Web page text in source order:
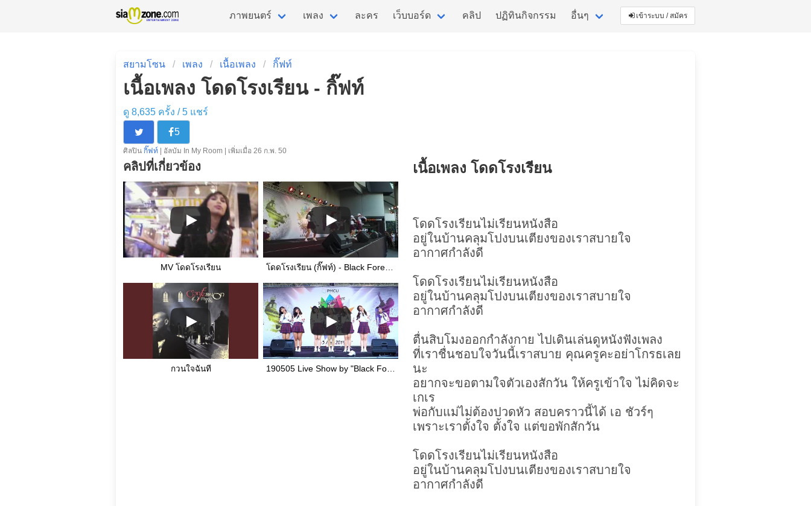
ภาพยนตร์ เพลง ละคร เว็บบอร์ด คลิป ปฏิทินกิจกรรม อื่นๆ เข้าระบบ / สมัคร
สยามโซน เพลง เนื้อเพลง กิ๊ฟท์
เนื้อเพลง โดดโรงเรียน - กิ๊ฟท์
ดู 8,635 ครั้ง /5 แชร์
5
ศิลปิน กิ๊ฟท์ | อัลบัม In My Room | เพิ่มเมื่อ 26 ก.พ. 50
คลิปที่เกี่ยวข้อง
MV โดดโรงเรียน โดดโรงเรียน (กิ๊ฟท์) - Black Fores† (งาน JK Street Coverdance 2019 @ Siam Square One)
กวนใจฉันที 190505 Live Show by "Black Fores†" cover "โดดโรงเรียน" @ SIAM SQUARE 1 JK Cover Dance 2019
เนื้อเพลง โดดโรงเรียน
โดดโรงเรียนไม่เรียนหนังสือ
อยู่ในบ้านคลุมโปงบนเตียงของเราสบายใจ
อากาศกำลังดี
โดดโรงเรียนไม่เรียนหนังสือ
อยู่ในบ้านคลุมโปงบนเตียงของเราสบายใจ
อากาศกำลังดี
ตื่นสิบโมงออกกำลังกาย ไปเดินเล่นดูหนังฟังเพลง
ที่เราชื่นชอบใจวันนี้เราสบาย คุณครูคะอย่าโกรธเลย
นะ
อยากจะขอตามใจตัวเองสักวัน ให้ครูเข้าใจ ไม่คิดจะ
เกเร
พ่อกับแม่ไม่ต้องปวดหัว สอบคราวนี้ได้ เอ ชัวร์ๆ
เพราะเราตั้งใจ ตั้งใจ แต่ขอพักสักวัน
โดดโรงเรียนไม่เรียนหนังสือ
อยู่ในบ้านคลุมโปงบนเตียงของเราสบายใจ
อากาศกำลังดี